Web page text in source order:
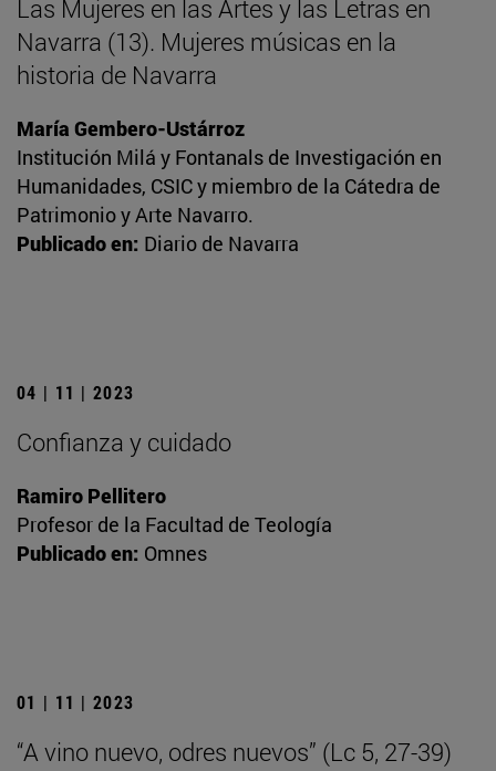
Las Mujeres en las Artes y las Letras en
Navarra (13). Mujeres músicas en la
historia de Navarra
María Gembero-Ustárroz
Institución Milá y Fontanals de Investigación en
Humanidades, CSIC y miembro de la Cátedra de
Patrimonio y Arte Navarro.
Publicado en: Diario de Navarra
04 | 11 | 2023
Confianza y cuidado
Ramiro Pellitero
Profesor de la Facultad de Teología
Publicado en: Omnes
01 | 11 | 2023
“A vino nuevo, odres nuevos” (Lc 5, 27-39)